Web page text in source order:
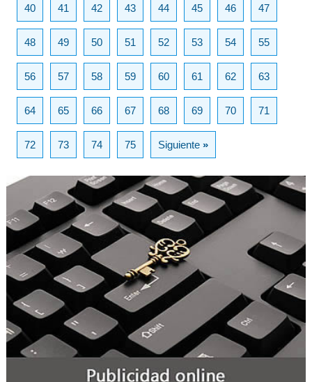
40 41 42 43 44 45 46 47
48 49 50 51 52 53 54 55
56 57 58 59 60 61 62 63
64 65 66 67 68 69 70 71
72 73 74 75 Siguiente»